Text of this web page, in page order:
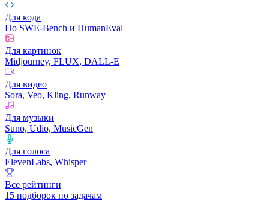
Для кода
По SWE-Bench и HumanEval
Для картинок
Midjourney, FLUX, DALL-E
Для видео
Sora, Veo, Kling, Runway
Для музыки
Suno, Udio, MusicGen
Для голоса
ElevenLabs, Whisper
Все рейтинги
15 подборок по задачам